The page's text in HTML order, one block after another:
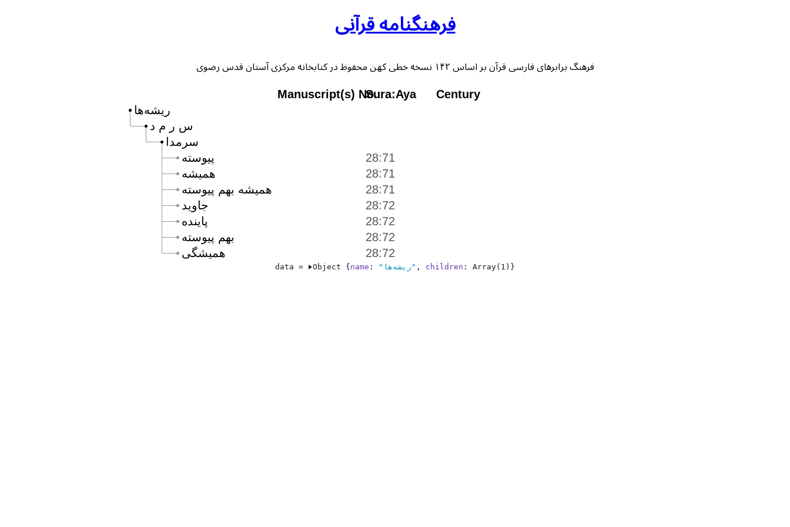
فرهنگنامه قرآنی
فرهنگ برابرهای فارسی قرآن بر اساس ۱۴۲ نسخه خطی کهن محفوظ در کتابخانه مرکزی آستان قدس رضوی
ریشه‌ها
س ر م د
سرمدا
پيوسته
28:71
هميشه
28:71
هميشه بهم پيوسته 28:71
جاويد 28:72
پاينده 28:72
بهم پيوسته
28:72
هميشگى
28:72
Manuscript(s) No.Sura:Aya Century
data = Object { name : "ریشه‌ها" , children : Array(1) }